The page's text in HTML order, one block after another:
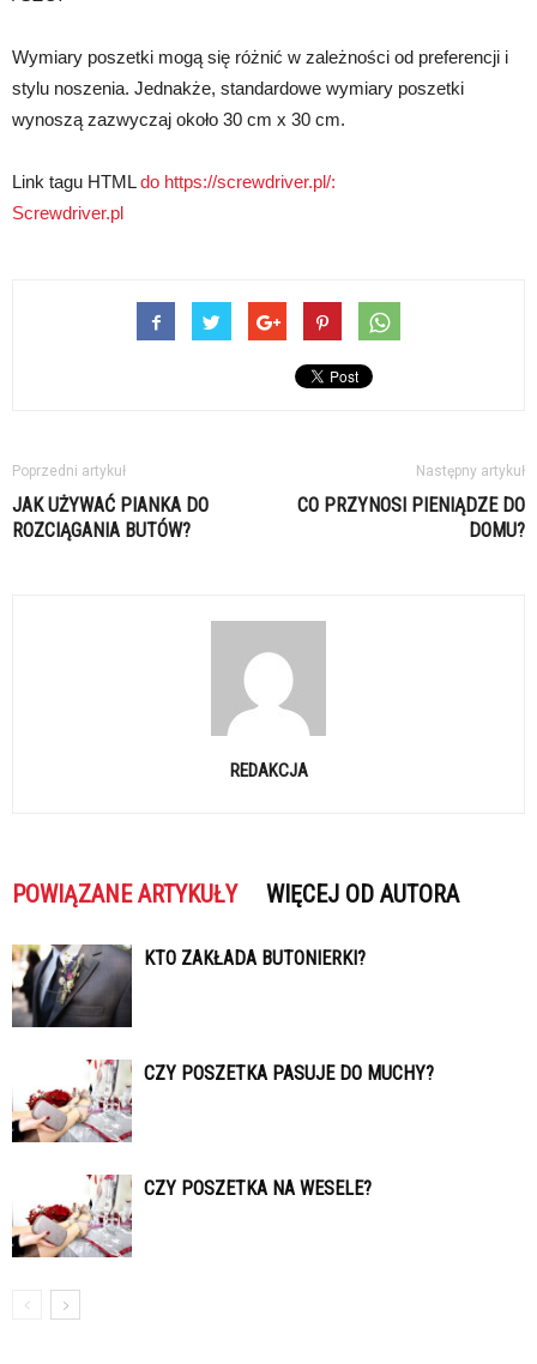
Wymiary poszetki mogą się różnić w zależności od preferencji i
stylu noszenia. Jednakże, standardowe wymiary poszetki
wynoszą zazwyczaj około 30 cm x 30 cm.
Link tagu HTMLdo https://screwdriver.pl/:
Screwdriver.pl
Poprzedni artykuł
JAK UŻYWAĆ PIANKA DO
ROZCIĄGANIA BUTÓW?
Następny artykuł
CO PRZYNOSI PIENIĄDZE DO
DOMU?
REDAKCJA
POWIĄZANE ARTYKUŁY WIĘCEJ OD AUTORA
KTO ZAKŁADA BUTONIERKI?
CZY POSZETKA PASUJE DO MUCHY?
CZY POSZETKA NA WESELE?